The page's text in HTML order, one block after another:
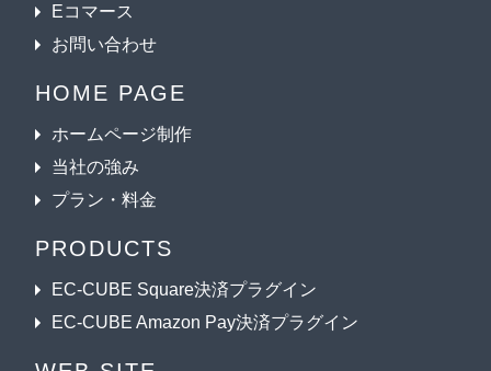
Eコマース
お問い合わせ
HOME PAGE
ホームページ制作
当社の強み
プラン・料金
PRODUCTS
EC-CUBE Square決済プラグイン
EC-CUBE Amazon Pay決済プラグイン